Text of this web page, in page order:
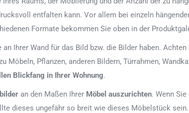
entfalten kann. Vor allem bei einzeln
Formate bekommen Sie oben in der
Ihrer Wand für das Bild bzw. die Bilder haben.
Möbeln, Pflanzen, anderen Bildern, Türrahmen,
Blickfang in Ihrer Wohnung.
an den Maßen Ihrer Möbel auszurichten. Wenn
dieses ungefähr so breit wie dieses Möbelstück